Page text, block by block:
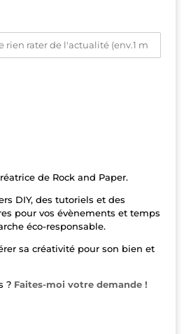
de Rock and Paper.
DIY, des tutoriels et des
pour vos évènements et temps
éco-responsable.
sa créativité pour son bien et
? Faites-moi votre demande !